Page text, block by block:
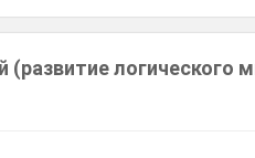
логического